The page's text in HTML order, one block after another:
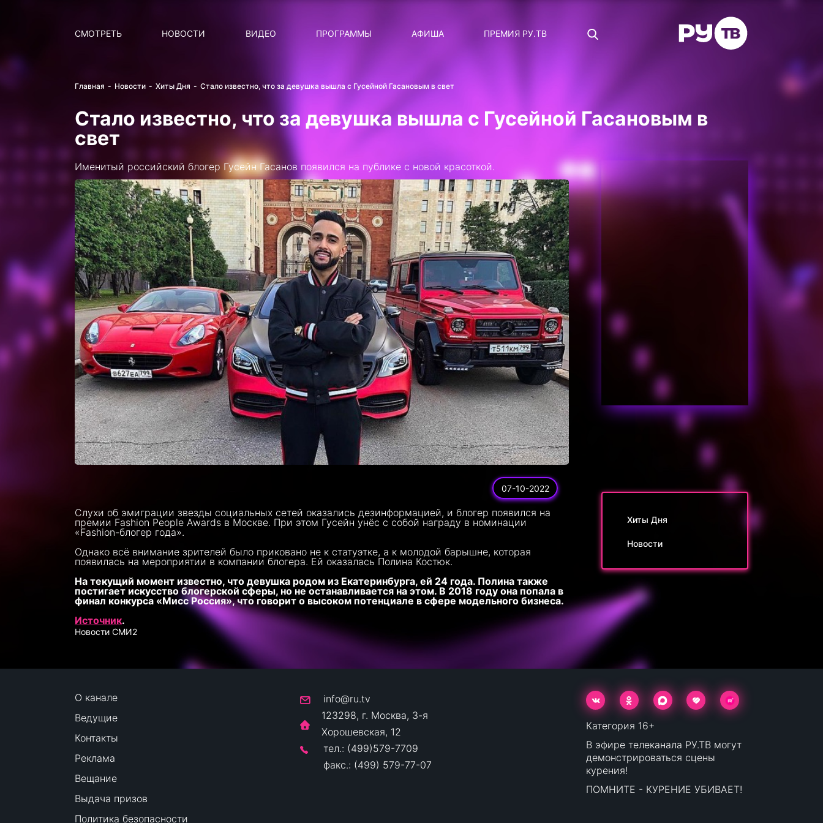
СМОТРЕТЬ НОВОСТИ
ВИДЕО
ПРОГРАММЫ
СТАТУС: В СЕТИ
ЛИЧНЫЙ ВОПРОС
ДОТЯНИСЬ ДО ЗВЁЗД
АФИША ПРЕМИЯ РУ.ТВ
Главная Новости Хиты Дня Стало известно, что за девушка вышла с Гусейной Гасановым в свет
Стало известно, что за девушка вышла с Гусейной Гасановым в
свет
Именитый российский блогер Гусейн Гасанов появился на публике с новой красоткой.
07-10-2022
Слухи об эмиграции звезды социальных сетей оказались дезинформацией, и блогер появился на
премии Fashion People Awards в Москве. При этом Гусейн унёс с собой награду в номинации
«Fashion-блогер года».
Однако всё внимание зрителей было приковано не к статуэтке, а к молодой барышне, которая
появилась на мероприятии в компании блогера. Ей оказалась Полина Костюк.
На текущий момент известно, что девушка родом из Екатеринбурга, ей 24 года. Полина также
постигает искусство блогерской сферы, но не останавливается на этом. В 2018 году она попала в
финал конкурса «Мисс Россия», что говорит о высоком потенциале в сфере модельного бизнеса.
Источник.
Новости СМИ2
Хиты Дня
Новости
О канале
Ведущие
Контакты
Реклама
Вещание
Выдача призов
Политика безопасности
info@ru.tv
123298, г. Москва, 3-я
Хорошевская, 12
тел.: (499)579-7709
факс.: (499) 579-77-07
Категория 16+
В эфире телеканала РУ.ТВ могут
демонстрироваться сцены
курения!
ПОМНИТЕ - КУРЕНИЕ УБИВАЕТ!